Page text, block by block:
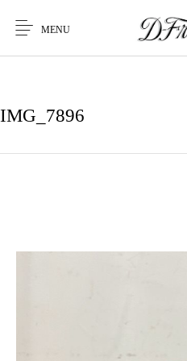
MENU
IMG_7896